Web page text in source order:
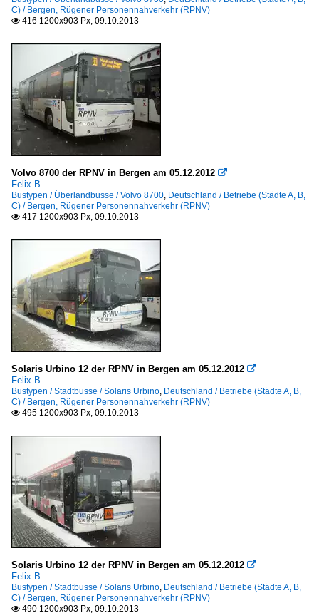
C) / Bergen, Rügener Personennahverkehr (RPNV)
 416 1200x903 Px, 09.10.2013
Volvo 8700 der RPNV in Bergen am 05.12.2012 
Felix B.
Bustypen / Überlandbusse / Volvo 8700, Deutschland / Betriebe (Städte A, B,
C) / Bergen, Rügener Personennahverkehr (RPNV)
 417 1200x903 Px, 09.10.2013
Solaris Urbino 12 der RPNV in Bergen am 05.12.2012 
Felix B.
Bustypen / Stadtbusse / Solaris Urbino, Deutschland / Betriebe (Städte A, B,
C) / Bergen, Rügener Personennahverkehr (RPNV)
 495 1200x903 Px, 09.10.2013
Solaris Urbino 12 der RPNV in Bergen am 05.12.2012 
Felix B.
Bustypen / Stadtbusse / Solaris Urbino, Deutschland / Betriebe (Städte A, B,
C) / Bergen, Rügener Personennahverkehr (RPNV)
 490 1200x903 Px, 09.10.2013